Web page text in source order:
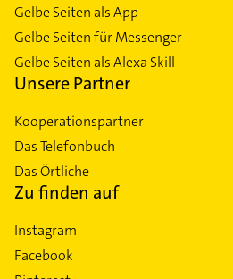
Gelbe Seiten als App
Gelbe Seiten für Messenger
Gelbe Seiten als Alexa Skill
Unsere Partner
Kooperationspartner
Das Telefonbuch
Das Örtliche
Zu finden auf
Instagram
Facebook